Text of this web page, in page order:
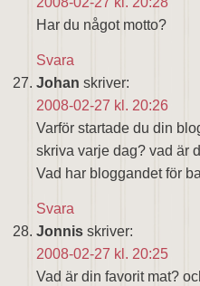
Har du något motto?
Svara
Johan skriver:
2008-02-27 kl. 20:26
Varför startade du din
skriva varje dag? vad är
Vad har bloggandet för
Svara
Jonnis skriver:
2008-02-27 kl. 20:25
Vad är din favorit mat?